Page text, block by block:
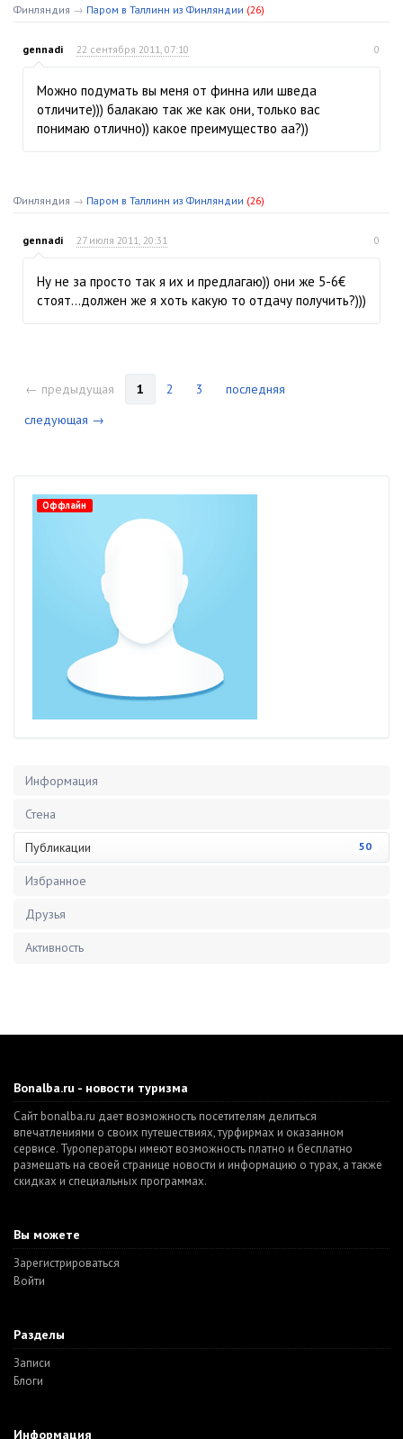
Финляндия → Паром в Таллинн из Финляндии (26)
gennadi 22 сентября 2011, 07:10 0
Можно подумать вы меня от финна или шведа
отличите))) балакаю так же как они, только вас
понимаю отлично)) какое преимущество аа?))
Финляндия → Паром в Таллинн из Финляндии (26)
gennadi 27 июля 2011, 20:31 0
Ну не за просто так я их и предлагаю)) они же 5-6€
стоят...должен же я хоть какую то отдачу получить?)))
← предыдущая 1 2 3
последняя
следующая →
Оффлайн
Информация
Стена
Публикации 50
Избранное
Друзья
Активность
Bonalba.ru - новости туризма
Сайт bonalba.ru дает возможность посетителям делиться
впечатлениями о своих путешествиях, турфирмах и оказанном
сервисе. Туроператоры имеют возможность платно и бесплатно
размещать на своей странице новости и информацию о турах, а также
скидках и специальных программах.
Вы можете
Зарегистрироваться
Войти
Разделы
Записи
Блоги
Информация